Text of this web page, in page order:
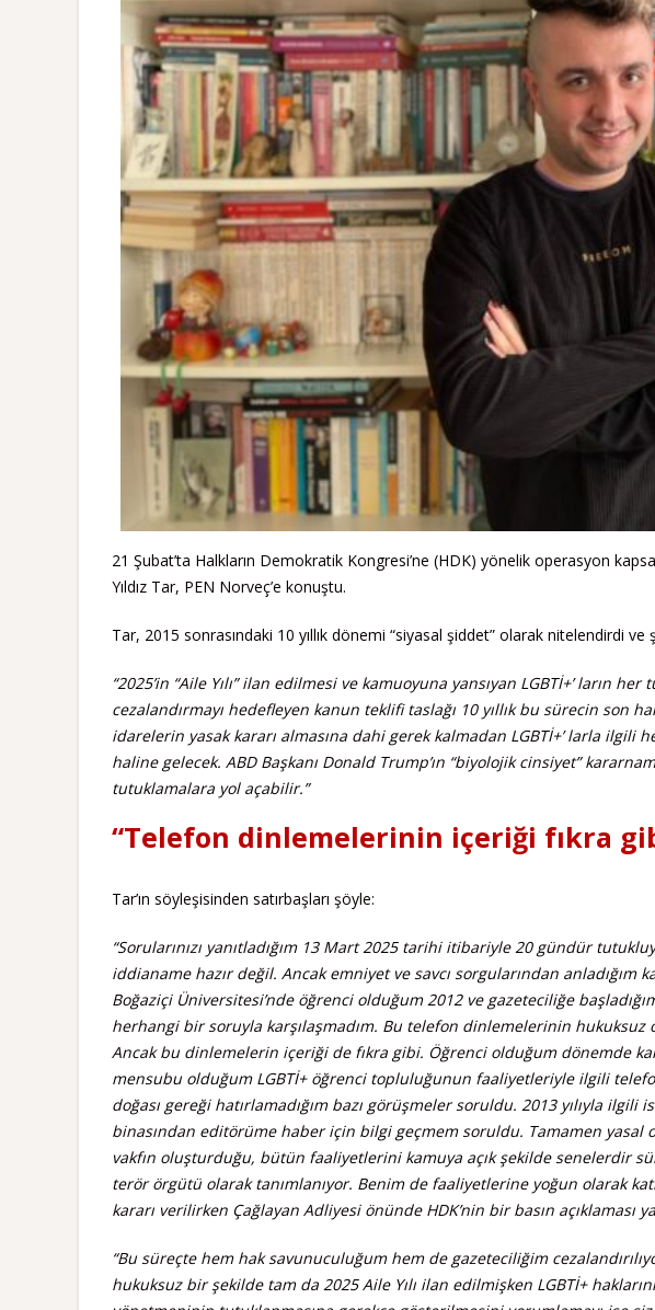
21 Şubat’ta Halkların Demokratik Kongresi’ne (HDK) yönelik operasyon
Yıldız Tar, PEN Norveç’e konuştu.
Tar, 2015 sonrasındaki 10 yıllık dönemi “siyasal şiddet” olarak nitelendirdi ve
“2025’in “Aile Yılı” ilan edilmesi ve kamuoyuna yansıyan LGBTİ+’ ların
cezalandırmayı hedefleyen kanun teklifi taslağı 10 yıllık bu sürecin son
idarelerin yasak kararı almasına dahi gerek kalmadan LGBTİ+’ larla ilgili
haline gelecek. ABD Başkanı Donald Trump’ın “biyolojik cinsiyet”
tutuklamalara yol açabilir.”
“Telefon dinlemelerinin içeriği fıkra
Tar’ın söyleşisinden satırbaşları şöyle:
“Sorularınızı yanıtladığım 13 Mart 2025 tarihi itibariyle 20 gündür
iddianame hazır değil. Ancak emniyet ve savcı sorgularından anladığım
Boğaziçi Üniversitesi’nde öğrenci olduğum 2012 ve gazeteciliğe
herhangi bir soruyla karşılaşmadım. Bu telefon dinlemelerinin
Ancak bu dinlemelerin içeriği de fıkra gibi. Öğrenci olduğum dönemde
mensubu olduğum LGBTİ+ öğrenci topluluğunun faaliyetleriyle ilgili
doğası gereği hatırlamadığım bazı görüşmeler soruldu. 2013 yılıyla ilgili
binasından editörüme haber için bilgi geçmem soruldu. Tamamen yasal
vakfın oluşturduğu, bütün faaliyetlerini kamuya açık şekilde senelerdir
terör örgütü olarak tanımlanıyor. Benim de faaliyetlerine yoğun olarak
kararı verilirken Çağlayan Adliyesi önünde HDK’nin bir basın açıklaması
“Bu süreçte hem hak savunuculuğum hem de gazeteciliğim
hukuksuz bir şekilde tam da 2025 Aile Yılı ilan edilmişken LGBTİ+